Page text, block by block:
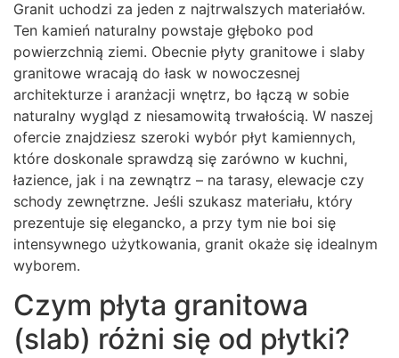
Granit uchodzi za jeden z najtrwalszych materiałów.
Ten kamień naturalny powstaje głęboko pod
powierzchnią ziemi. Obecnie płyty granitowe i slaby
granitowe wracają do łask w nowoczesnej
architekturze i aranżacji wnętrz, bo łączą w sobie
naturalny wygląd z niesamowitą trwałością. W naszej
ofercie znajdziesz szeroki wybór płyt kamiennych,
które doskonale sprawdzą się zarówno w kuchni,
łazience, jak i na zewnątrz – na tarasy, elewacje czy
schody zewnętrzne. Jeśli szukasz materiału, który
prezentuje się elegancko, a przy tym nie boi się
intensywnego użytkowania, granit okaże się idealnym
wyborem.
Czym płyta granitowa
(slab) różni się od płytki?